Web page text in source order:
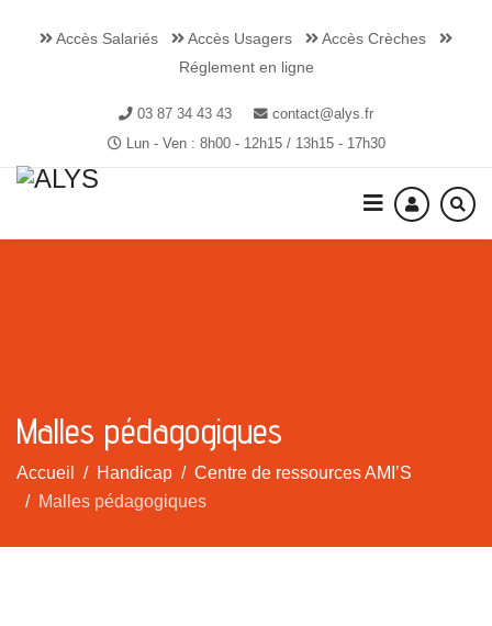
Accès Salariés Accès Usagers
Accès Crèches
Réglement en ligne
03 87 34 43 43
contact@alys.fr
Lun - Ven : 8h00 - 12h15 / 13h15 - 17h30
Malles pédagogiques
Accueil Handicap
Centre de ressources AMI’S
Malles pédagogiques